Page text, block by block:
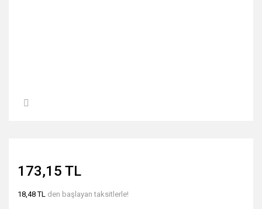
173,15 TL
18,48 TL den başlayan taksitlerle!